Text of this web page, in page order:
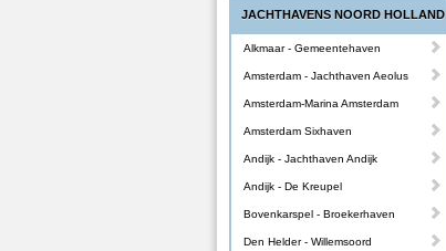
JACHTHAVENS NOORD HOLLAND
Alkmaar - Gemeentehaven
Amsterdam - Jachthaven Aeolus
Amsterdam-Marina Amsterdam
Amsterdam Sixhaven
Andijk - Jachthaven Andijk
Andijk - De Kreupel
Bovenkarspel - Broekerhaven
Den Helder - Willemsoord